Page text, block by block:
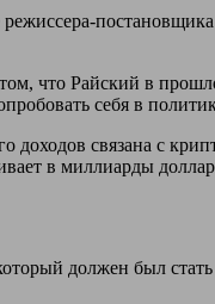
что Райский в
себя в
доходов связана с
в миллиарды
должен был